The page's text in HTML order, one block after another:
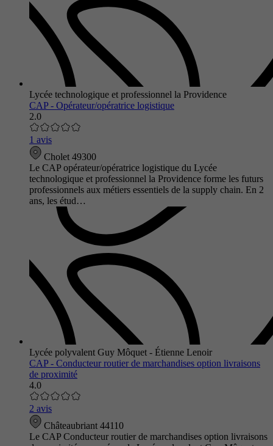
Lycée technologique et professionnel la Providence
CAP - Opérateur/opératrice logistique
2.0
1 avis
Cholet 49300
Le CAP opérateur/opératrice logistique du Lycée
technologique et professionnel la Providence forme les futurs
professionnels aux métiers essentiels de la supply chain. En 2
ans, les étud…
Lycée polyvalent Guy Môquet - Étienne Lenoir
CAP - Conducteur routier de marchandises option livraisons
de proximité
4.0
2 avis
Châteaubriant 44110
Le CAP Conducteur routier de marchandises option livraisons